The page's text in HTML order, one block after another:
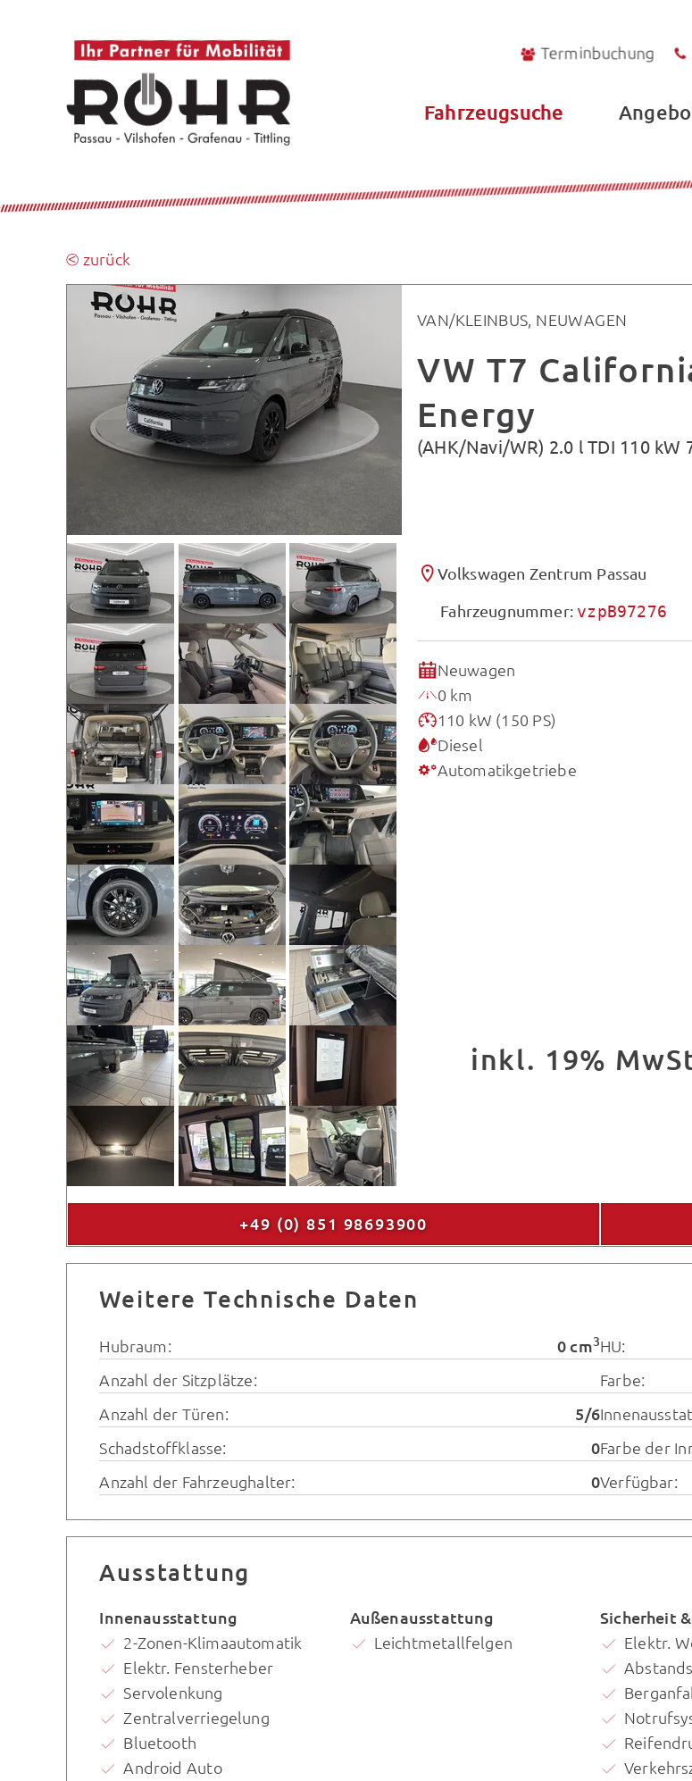
Terminbuchung
Fahrzeugsuche
⧀ zurück
VAN/KLEINBUS, NEUWAGEN
VW T7
Energy
(AHK/Navi/WR) 2.0 l TDI 110 kW
Volkswagen Zentrum Passau
Fahrzeugnummer: vzpB97276
Neuwagen
0 km
110 kW (150 PS)
Diesel
Automatikgetriebe
inkl. 19%
+49 (0) 851 98693900
Weitere Technische Daten
Hubraum: 0 cm3
Anzahl der Sitzplätze:
Anzahl der Türen:
5/6
Schadstoffklasse:
0
Anzahl der Fahrzeughalter:
0
HU:
Farbe:
Farbe der
Verfügbar:
Ausstattung
Innenausstattung
2-Zonen-Klimaautomatik
Elektr. Fensterheber
Servolenkung
Zentralverriegelung
Bluetooth
Android Auto
Außenausstattung
Leichtmetallfelgen
Sicherheit
Elektr.